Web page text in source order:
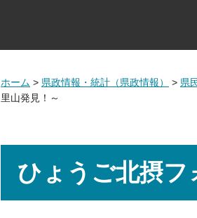
ホーム > 県政情報・統計（県政情報） > 県
里山発見！～
ひょうご北摂